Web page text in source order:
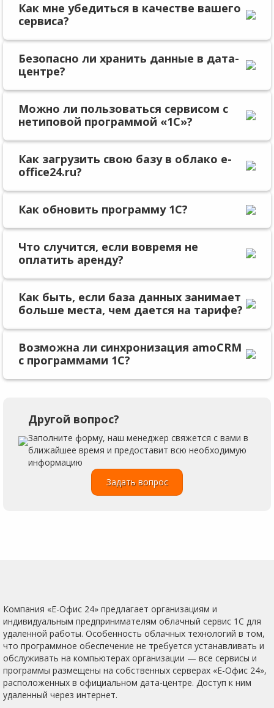
Как мне убедиться в качестве вашего
сервиса?
Безопасно ли хранить данные в дата-
центре?
Можно ли пользоваться сервисом с
нетиповой программой «1С»?
Как загрузить свою базу в облако e-
office24.ru?
Как обновить программу 1С?
Что случится, если вовремя не
оплатить аренду?
Как быть, если база данных занимает
больше места, чем дается на тарифе?
Возможна ли синхронизация amoCRM
с программами 1С?
Другой вопрос?
Заполните форму, наш менеджер свяжется с вами в
ближайшее время и предоставит всю необходимую
информацию
Задать вопрос
Компания «Е-Офис 24» предлагает организациям и
индивидуальным предпринимателям облачный сервис 1С для
удаленной работы. Особенность облачных технологий в том,
что программное обеспечение не требуется устанавливать и
обслуживать на компьютерах организации — все сервисы и
программы размещены на собственных серверах «Е-Офис 24»,
расположенных в официальном дата-центре. Доступ к ним
удаленный через интернет.